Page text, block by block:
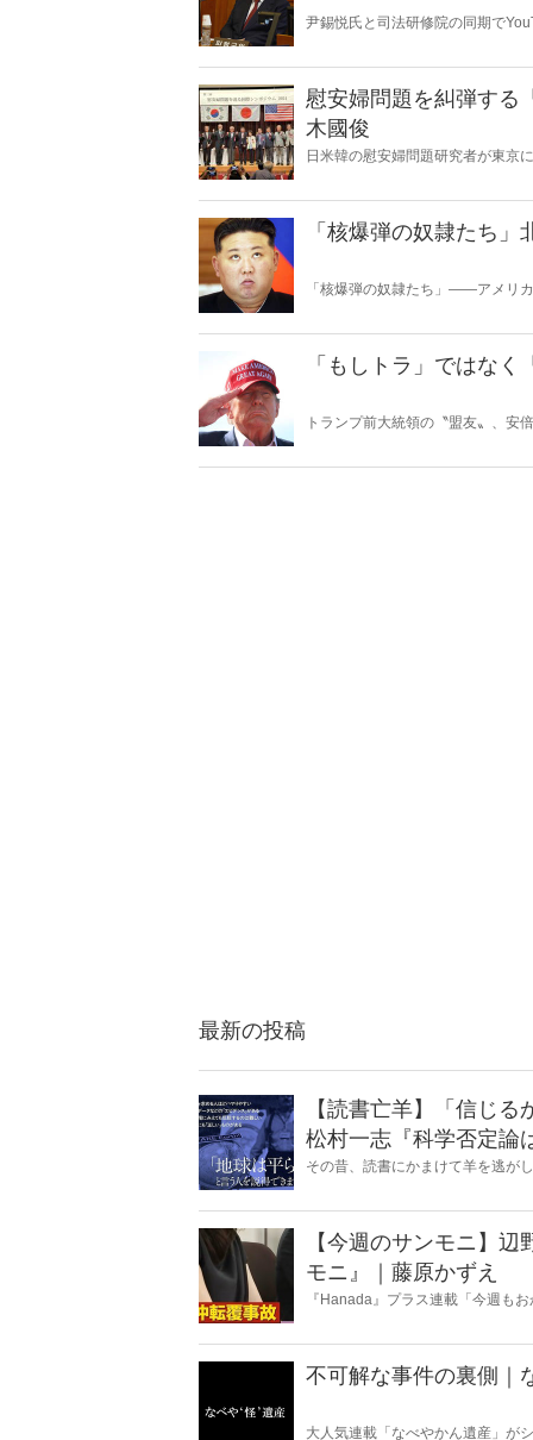
尹錫悦氏と司法研修院の同期で
慰安婦問題を糾弾する
木國俊
日米韓の慰安婦問題研究者が東京
ーマ、慰安婦問題の完全解決に
「核爆弾の奴隷たち
「核爆弾の奴隷たち」――アメリ
アメリカや韓国では話題になっ
「もしトラ」ではな
トランプ前大統領の〝盟友〟、安
最新の投稿
【読書亡羊】「信じ
松村一志『科学否定論
麻衣子
その昔、読書にかまけて羊を逃が
とに夢中になること」を指す四
【今週のサンモニ】
モニ』｜藤原かずえ
『Hanada』プラス連載「今週も
不可解な事件の裏側｜
大人気連載「なべやかん遺産」が